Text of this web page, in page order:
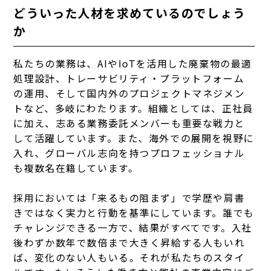
どういった人材を求めているのでしょう
か
私たちの業務は、AIやIoTを活用した廃棄物の最適
処理設計、トレーサビリティ・プラットフォーム
の運用、そして国内外のプロジェクトマネジメン
トなど、多岐にわたります。組織としては、正社員
に加え、志ある業務委託メンバーも重要な戦力と
して活躍しています。また、海外での展開を視野に
入れ、グローバル志向を持つプロフェッショナル
も複数名在籍しています。
採用においては「来るもの阻まず」で学歴や肩書
きではなく実力と行動を基準にしています。誰でも
チャレンジできる一方で、結果がすべてです。入社
後わずか数年で数倍まで大きく昇給する人もいれ
ば、変化のない人もいる。それが私たちのスタイ